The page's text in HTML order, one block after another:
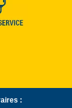
: